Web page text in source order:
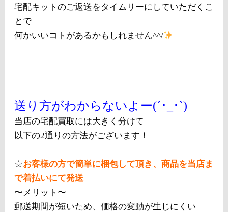
宅配キットのご返送をタイムリーにしていただくこ
とで
何かいいコトがあるかもしれません^^/
送り方がわからないよー(´･_･`)
当店の宅配買取には大きく分けて
以下の2通りの方法がございます！
☆お客様の方で簡単に梱包して頂き、商品を当店ま
で着払いにて発送
〜メリット〜
郵送期間が短いため、価格の変動が生じにくい